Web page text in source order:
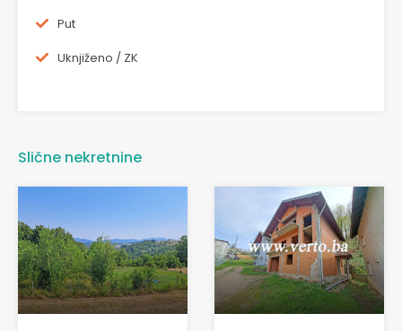
Put
Uknjiženo / ZK
Slične nekretnine